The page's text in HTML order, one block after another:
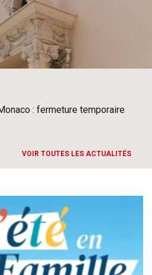
: fermeture temporaire
VOIR TOUTES LES ACTUALITÉS